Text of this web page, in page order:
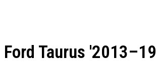
Ford Taurus '2013–19